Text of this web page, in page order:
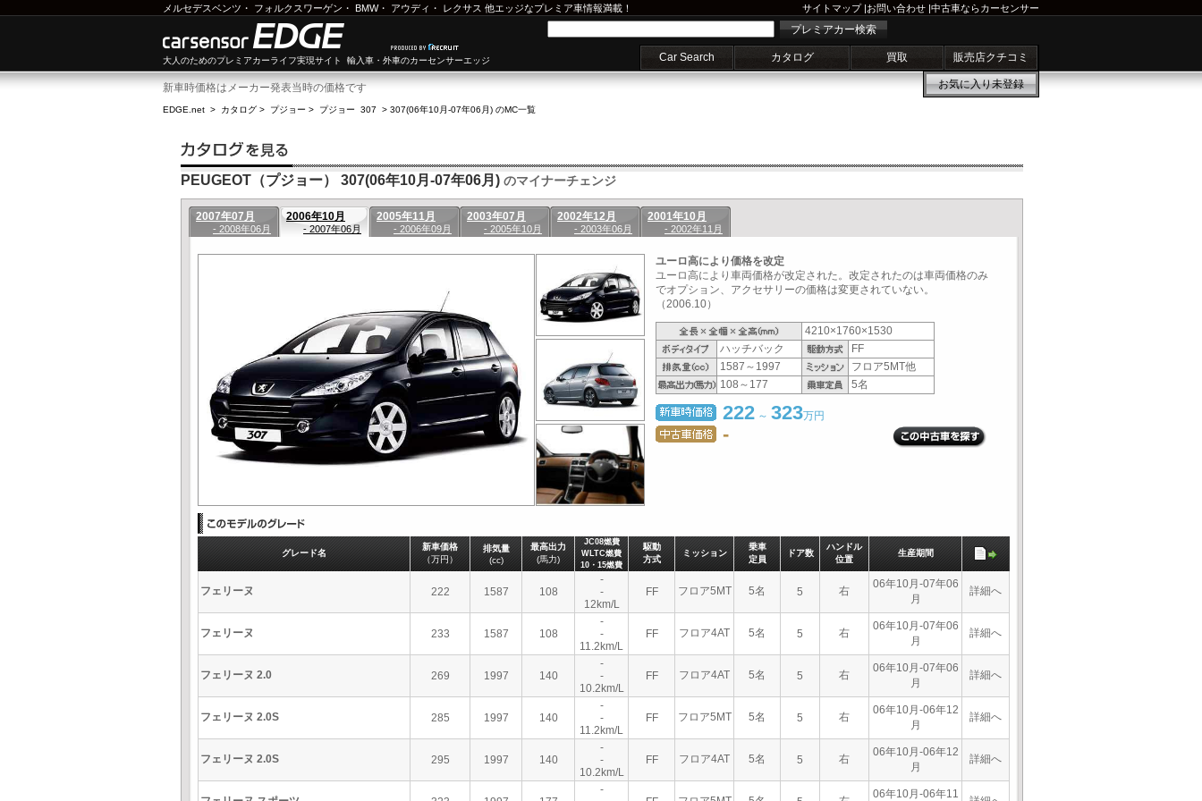
メルセデスベンツ ・ フォルクスワーゲン ・ BMW・ アウディ ・ レクサス 他エッジなプレミア車情報満載！ サイトマップ|お問い合わせ |中古車ならカーセンサー
大人のためのプレミアカーライフ実現サイト 輸入車・外車のカーセンサーエッジ
プレミアカー検索
Car Search カタログ 買取 販売店クチコミ
お気に入り未登録
新車時価格はメーカー発表当時の価格です
EDGE.net > カタログ > プジョー > プジョー 307 > 307(06年10月-07年06月) のMC一覧
PEUGEOT（プジョー） 307(06年10月-07年06月) のマイナーチェンジ
2007年07月
- 2008年06月
2006年10月
- 2007年06月
2005年11月
- 2006年09月
2003年07月
- 2005年10月
2002年12月
- 2003年06月
2001年10月
- 2002年11月
ユーロ高により価格を改定
ユーロ高により車両価格が改定された。改定されたのは車両価格のみ
でオプション、アクセサリーの価格は変更されていない。
（2006.10）
4210×1760×1530
ハッチバック
FF
1587～1997
フロア5MT他
108～177
5名
222 ～ 323万円
-
グレード名
新車価格
（万円）
排気量
(cc)
最高出力
(馬力)
JC08燃費
WLTC燃費
10・15燃費
駆動
方式
ミッション
乗車
定員
ドア数
ハンドル
位置
生産期間
フェリーヌ 222 1587 108
-
-
12km/L
FF フロア5MT 5名 5 右
06年10月-07年06
月
詳細へ
フェリーヌ 233 1587 108
-
-
11.2km/L
FF フロア4AT 5名 5 右
06年10月-07年06
月
詳細へ
フェリーヌ 2.0 269 1997 140
-
-
10.2km/L
FF フロア4AT 5名 5 右
06年10月-07年06
月
詳細へ
フェリーヌ 2.0S 285 1997 140
-
-
11.2km/L
FF フロア5MT 5名 5 右
06年10月-06年12
月
詳細へ
フェリーヌ 2.0S 295 1997 140
-
-
10.2km/L
FF フロア4AT 5名 5 右
06年10月-06年12
月
詳細へ
-
06年10月-06年11